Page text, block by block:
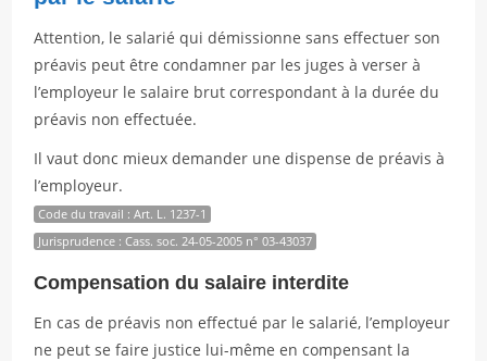
Attention, le salarié qui démissionne sans effectuer son
préavis peut être condamner par les juges à verser à
l’employeur le salaire brut correspondant à la durée du
préavis non effectuée.
Il vaut donc mieux demander une dispense de préavis à
l’employeur.
Code du travail : Art. L. 1237-1
Jurisprudence : Cass. soc. 24-05-2005 n° 03-43037
Compensation du salaire interdite
En cas de préavis non effectué par le salarié, l’employeur
ne peut se faire justice lui-même en compensant la